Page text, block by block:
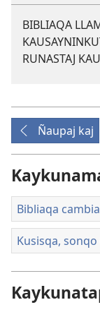
BIBLIAQA
RUNASTAJ
Ñaupaj kaj
Bibliaqa
Kusisqa,